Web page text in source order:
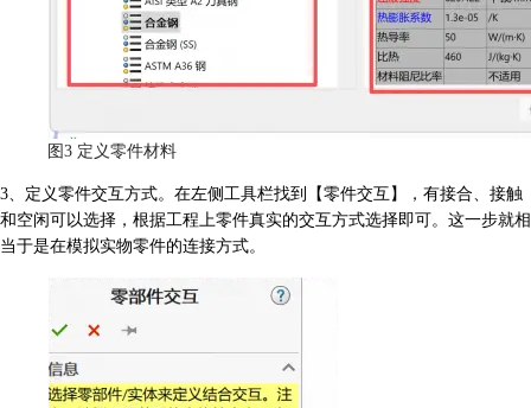
图3 定义零件材料
3、定义零件交互方式。在左侧工具栏找到【零件交互】，有接合、接触
和空闲可以选择，根据工程上零件真实的交互方式选择即可。这一步就相
当于是在模拟实物零件的连接方式。